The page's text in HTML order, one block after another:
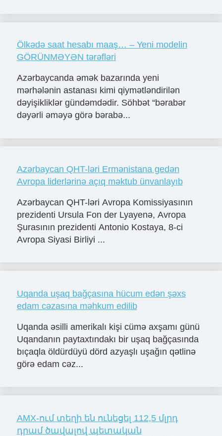
Ölkədə saat hesabı maaş… – Yeni modelin
GÖRÜNMƏYƏN tərəfləri
Azərbaycanda əmək bazarında yeni
mərhələnin astanası kimi qiymətləndirilən
dəyişikliklər gündəmdədir. Söhbət “bərabər
dəyərli əməyə görə bərabə...
Azərbaycan QHT-ləri Ermənistana gedən
Avropa liderlərinə açıq məktub ünvanlayıb
Azərbaycan QHT-ləri Avropa Komissiyasının
prezidenti Ursula Fon der Lyayenə, Avropa
Şurasının prezidenti Antonio Kostaya, 8-ci
Avropa Siyasi Birliyi ...
Uqanda uşaq bağçasına hücum edən şəxs
edam cəzasına məhkum edilib
Uqanda əsilli amerikalı kişi cümə axşamı günü
Uqandanın paytaxtındakı bir uşaq bağçasında
bıçaqla öldürdüyü dörd azyaşlı uşağın qətlinə
görə edam cəz...
AMX-ում տեղի են ունեցել 112,5 մլրդ
դրամ ծավալով պետական